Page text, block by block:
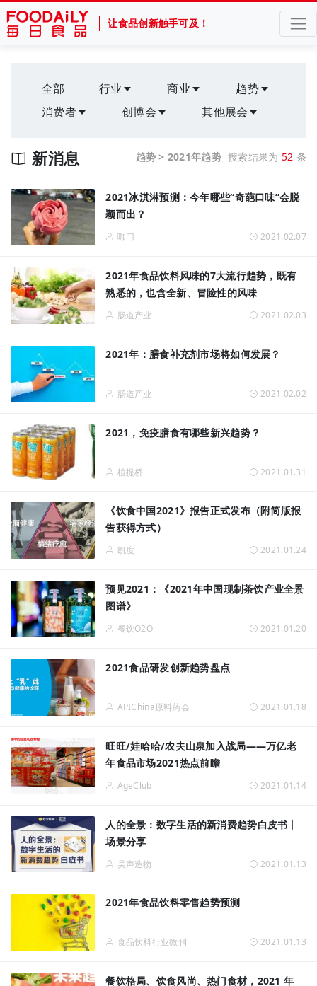
让食品创新触手可及！
全部 行业 商业
趋势
消费者
创博会 其他展会
趋势 > 2021年趋势 搜索结果为 52 条
新消息
2021冰淇淋预测：今年哪些“奇葩口味”会脱
颖而出？
咖门 2021.02.07
2021年食品饮料风味的7大流行趋势，既有
熟悉的，也含全新、冒险性的风味
肠道产业 2021.02.03
2021年：膳食补充剂市场将如何发展？
肠道产业 2021.02.02
2021，免疫膳食有哪些新兴趋势？
植提桥 2021.01.31
《饮食中国2021》报告正式发布（附简版报
告获得方式）
凯度 2021.01.24
预见2021：《2021年中国现制茶饮产业全景
图谱》
餐饮O2O 2021.01.20
2021食品研发创新趋势盘点
APIChina原料药会 2021.01.18
旺旺/娃哈哈/农夫山泉加入战局——万亿老
年食品市场2021热点前瞻
AgeClub 2021.01.14
人的全景：数字生活的新消费趋势白皮书丨
场景分享
吴声造物 2021.01.13
2021年食品饮料零售趋势预测
食品饮料行业微刊 2021.01.13
餐饮格局、饮食风尚、热门食材，2021 年